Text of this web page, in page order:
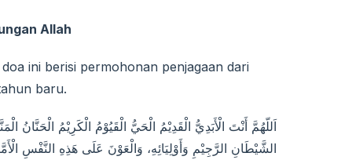
Allah
ini berisi permohonan penjagaan dari
baru.
الشَّيْطَانِ الرَّجِيْمِ وَأَوْلِيَائِهِ، وَالْعَوْنَ عَلَى هَذِهِ النَّفْسِ